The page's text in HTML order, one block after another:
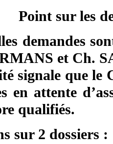
Point sur les
demandes
et Ch.
signale que le
en attente
qualifiés.
sur 2 dossiers :